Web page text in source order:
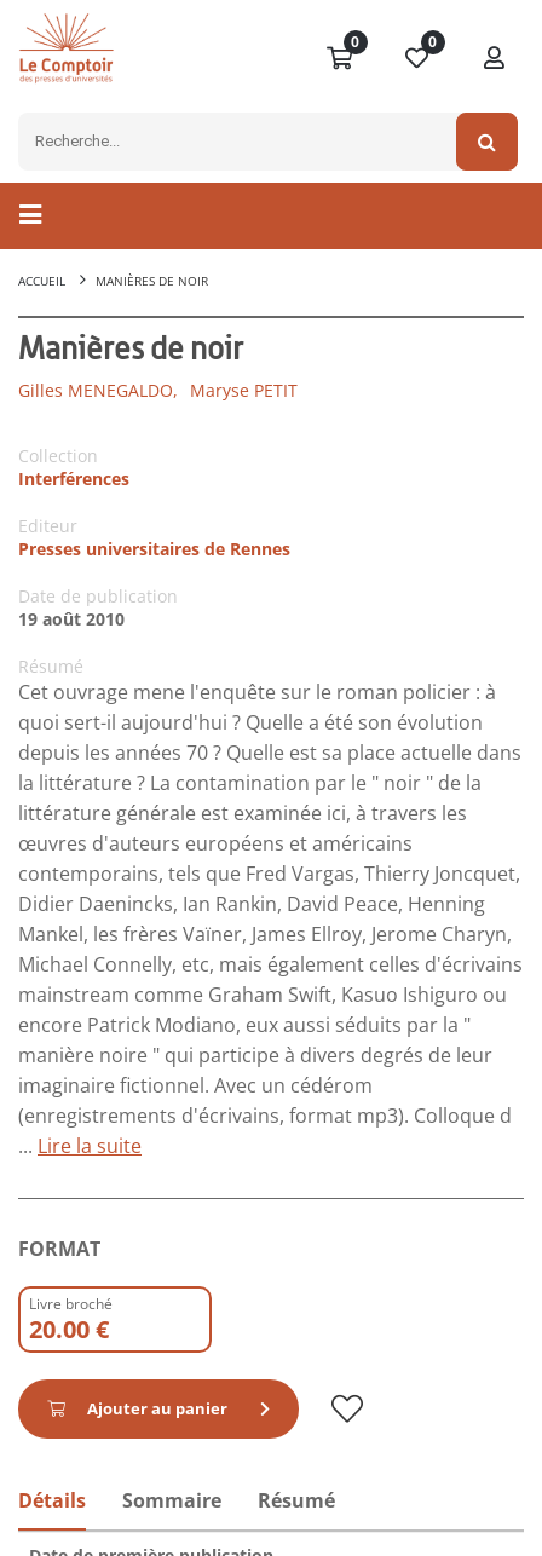
0 0
ACCUEIL MANIÈRES DE NOIR
Manières de noir
Gilles MENEGALDO, Maryse PETIT
Collection
Interférences
Editeur
Presses universitaires de Rennes
Date de publication
19 août 2010
Résumé
Cet ouvrage mene l'enquête sur le roman policier : à
quoi sert-il aujourd'hui ? Quelle a été son évolution
depuis les années 70 ? Quelle est sa place actuelle dans
la littérature ? La contamination par le " noir " de la
littérature générale est examinée ici, à travers les
œuvres d'auteurs européens et américains
contemporains, tels que Fred Vargas, Thierry Joncquet,
Didier Daenincks, Ian Rankin, David Peace, Henning
Mankel, les frères Vaïner, James Ellroy, Jerome Charyn,
Michael Connelly, etc, mais également celles d'écrivains
mainstream comme Graham Swift, Kasuo Ishiguro ou
encore Patrick Modiano, eux aussi séduits par la "
manière noire " qui participe à divers degrés de leur
imaginaire fictionnel. Avec un cédérom
(enregistrements d'écrivains, format mp3). Colloque d
... Lire la suite
FORMAT
Livre broché
20.00 €
Ajouter au panier
Détails Sommaire Résumé